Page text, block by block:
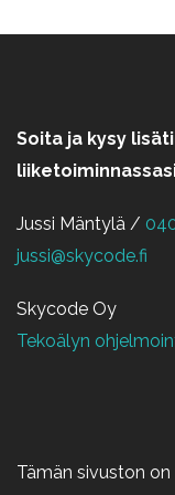
Soita ja kysy
Jussi Mäntylä /
jussi@skycode.fi
Skycode Oy
Tekoälyn
Tämän sivuston